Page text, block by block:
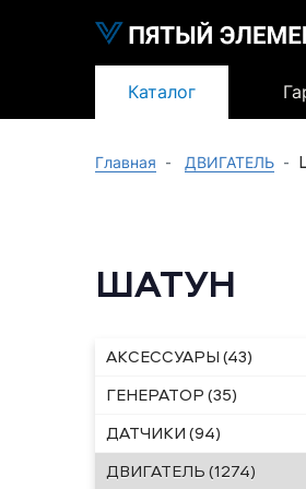
Каталог
Главная ДВИГАТЕЛЬ
ШАТУН
АКСЕССУАРЫ (43)
ГЕНЕРАТОР (35)
ДАТЧИКИ (94)
ДВИГАТЕЛЬ (1274)